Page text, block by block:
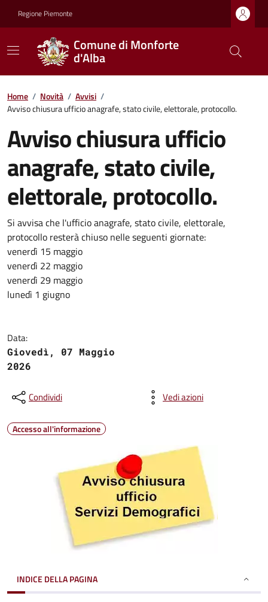
Regione Piemonte
Comune di Monforte
d'Alba
Home / Novità / Avvisi /
Avviso chiusura ufficio anagrafe, stato civile, elettorale, protocollo.
Avviso chiusura ufficio
anagrafe, stato civile,
elettorale, protocollo.
Si avvisa che l'ufficio anagrafe, stato civile, elettorale,
protocollo resterà chiuso nelle seguenti giornate:
venerdì 15 maggio
venerdì 22 maggio
venerdì 29 maggio
lunedì 1 giugno
Data:
Giovedì, 07 Maggio
2026
Condividi Vedi azioni
Accesso all'informazione
INDICE DELLA PAGINA